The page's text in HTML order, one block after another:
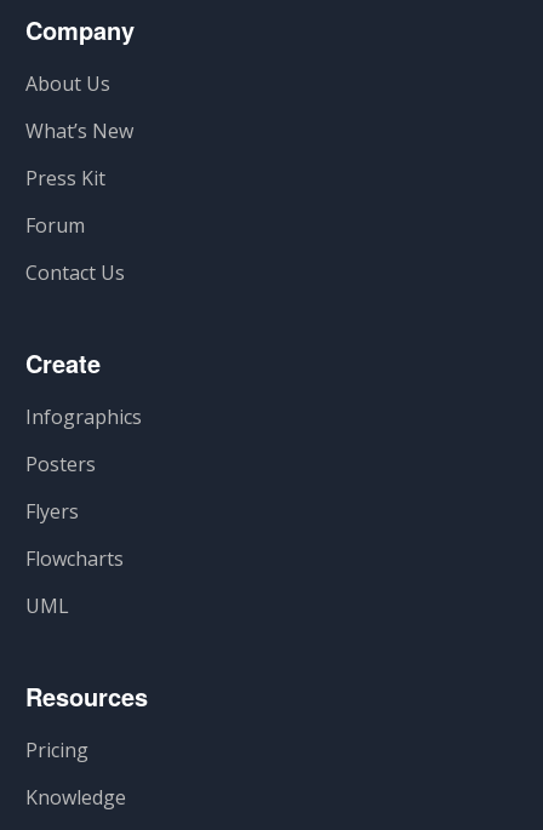
Company
About Us
What’s New
Press Kit
Forum
Contact Us
Create
Infographics
Posters
Flyers
Flowcharts
UML
Resources
Pricing
Knowledge